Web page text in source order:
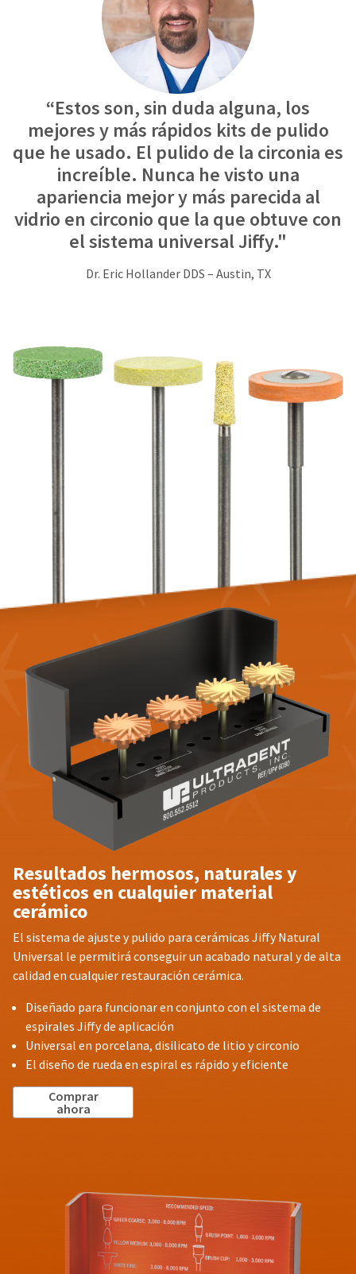
“Estos son, sin duda alguna, los
mejores y más rápidos kits de pulido
que he usado. El pulido de la circonia es
increíble. Nunca he visto una
apariencia mejor y más parecida al
vidrio en circonio que la que obtuve con
el sistema universal Jiffy."
Dr. Eric Hollander DDS – Austin, TX
Resultados hermosos, naturales y
estéticos en cualquier material
cerámico
El sistema de ajuste y pulido para cerámicas Jiffy Natural
Universal le permitirá conseguir un acabado natural y de alta
calidad en cualquier restauración cerámica.
Diseñado para funcionar en conjunto con el sistema de
espirales Jiffy de aplicación
Universal en porcelana, disilicato de litio y circonio
El diseño de rueda en espiral es rápido y eficiente
Comprar
ahora
backordered
status.
Louis,
MO
63195